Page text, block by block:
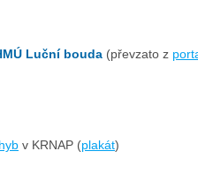
Luční bouda (převzato z
v KRNAP (plakát)